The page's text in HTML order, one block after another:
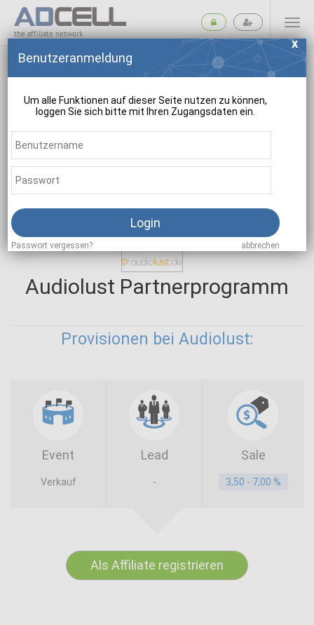
the affiliate network
Audiolust Partnerprogramm
Provisionen bei Audiolust:
Event Lead Sale
Verkauf - 3,50 - 7,00 %
Als Affiliate registrieren
Benutzeranmeldung
Um alle Funktionen auf dieser Seite nutzen zu können,
loggen Sie sich bitte mit Ihren Zugangsdaten ein.
Login
Passwort vergessen? abbrechen